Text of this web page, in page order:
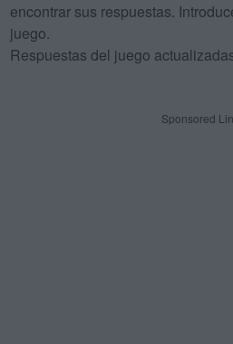
encontrar sus respuestas.
juego.
Respuestas del juego
Sponsored